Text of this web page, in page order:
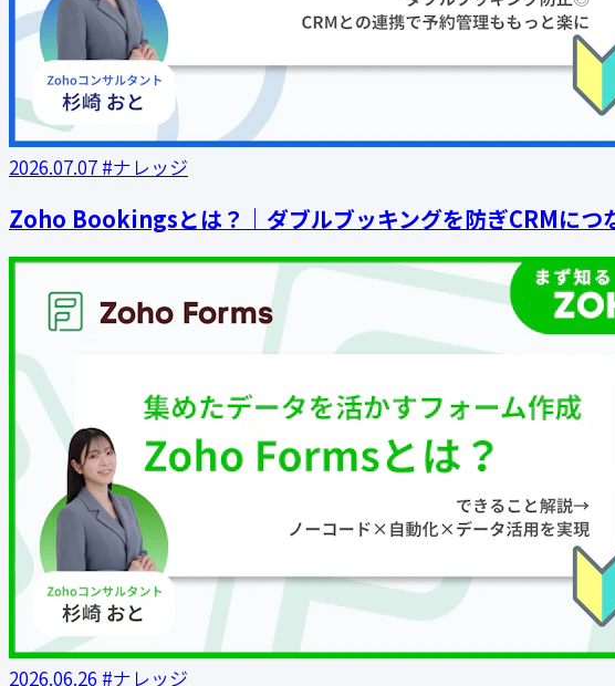
2026.07.07 #ナレッジ
Zoho Bookingsとは？｜ダブルブッキングを防ぎCRMにつ
2026.06.26 #ナレッジ